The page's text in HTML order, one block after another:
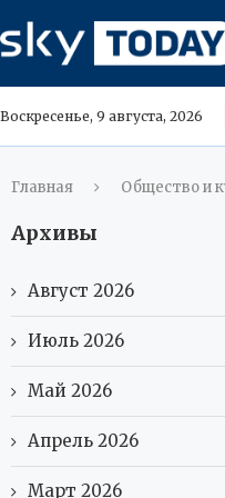
Воскресенье, 9 августа, 2026
Главная Общество и
Архивы
Август 2026
Июль 2026
Май 2026
Апрель 2026
Март 2026